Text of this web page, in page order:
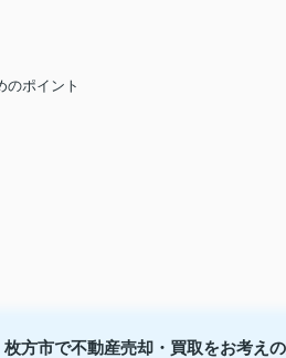
のポイント
枚方市で不動産売却・買取をお考え